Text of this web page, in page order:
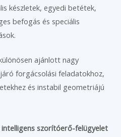
készletek, egyedi betétek,
befogás és speciális
ajánlott nagy
forgácsolási feladatokhoz,
és instabil geometriájú
intelligens szorítóerő-felügyelet